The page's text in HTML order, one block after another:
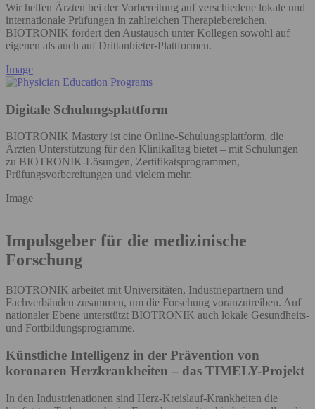
Wir helfen Ärzten bei der Vorbereitung auf verschiedene lokale und
internationale Prüfungen in zahlreichen Therapiebereichen.
BIOTRONIK fördert den Austausch unter Kollegen sowohl auf
eigenen als auch auf Drittanbieter-Plattformen.
Image
Digitale Schulungsplattform
BIOTRONIK Mastery ist eine Online-Schulungsplattform, die
Ärzten Unterstützung für den Klinikalltag bietet – mit Schulungen
zu BIOTRONIK-Lösungen, Zertifikatsprogrammen,
Prüfungsvorbereitungen und vielem mehr.
Image
Impulsgeber für die medizinische
Forschung
BIOTRONIK arbeitet mit Universitäten, Industriepartnern und
Fachverbänden zusammen, um die Forschung voranzutreiben. Auf
nationaler Ebene unterstützt BIOTRONIK auch lokale Gesundheits-
und Fortbildungsprogramme.
Künstliche Intelligenz in der Prävention von
koronaren Herzkrankheiten – das TIMELY-Projekt
In den Industrienationen sind Herz-Kreislauf-Krankheiten die